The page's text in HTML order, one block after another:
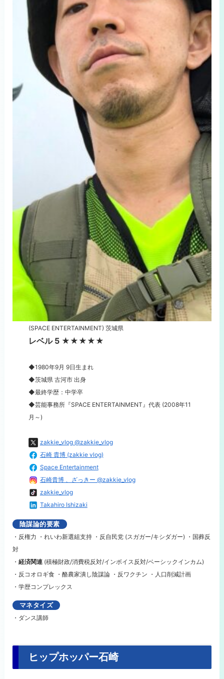
(SPACE ENTERTAINMENT) 茨城県
レベル 5 ★★★★★
◆1980年9月 9日生まれ
◆茨城県 古河市 出身
◆最終学歴：中学卒
◆芸能事務所『SPACE ENTERTAINMENT』代表 (2008年11
月～)
zakkie_vlog @zakkie_vlog
石崎 貴博 (zakkie vlog)
Space Entertainment
石崎貴博 、ざっきー @zakkie_vlog
zakkie_vlog
Takahiro Ishizaki
陰謀論的要素
・反権力 ・れいわ新選組支持 ・反自民党 (スガガー/キシダガー) ・国葬反
対
・ 経済関連(積極財政/消費税反対/インボイス反対/ベーシックインカム)
・反コオロギ食 ・酪農家潰し陰謀論 ・反ワクチン ・人口削減計画
・学歴コンプレックス
マネタイズ
・ダンス講師
ヒップホッパー石崎